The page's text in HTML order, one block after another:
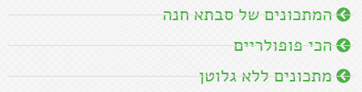
המתכונים של סבתא חנה
הכי פופולריים
מתכונים ללא גלוטן